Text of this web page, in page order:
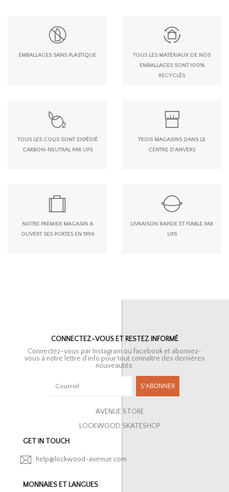
EMBALLAGES SANS PLASTIQUE
TOUS LES MATÉRIAUX DE NOS
EMBALLAGES SONT 100%
RECYCLÉS
TOUS LES COLIS SONT EXPÉDIÉ
CARBON-NEUTRAL PAR UPS
TROIS MAGASINS DANS LE
CENTRE D'ANVERS
NOTRE PREMIER MAGASIN A
OUVERT SES PORTES EN 1996
LIVRAISON RAPIDE ET FIABLE PAR
UPS
CONNECTEZ-VOUS ET RESTEZ INFORMÉ
Connectez-vous par Instagram ou Facebook et abonnez-
vous à notre lettre d’info pour tout connaître des dernières
nouveautés.
S'ABONNER
AVENUE STORE
LOCKWOOD SKATESHOP
GET IN TOUCH
help@lockwood-avenue.com
MONNAIES ET LANGUES